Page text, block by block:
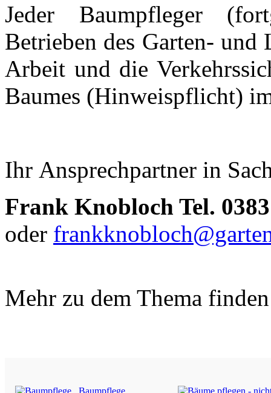
Jeder Baumpfleger
Betrieben des Garten- und
Arbeit und die
Baumes (Hinweispflicht)
Ihr Ansprechpartner in
Frank Knobloch Tel.
oder
Mehr zu dem Thema